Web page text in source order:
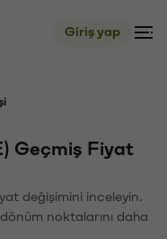
Giriş yap
Geçmiş Fiyat
değişimini inceleyin.
noktalarını daha